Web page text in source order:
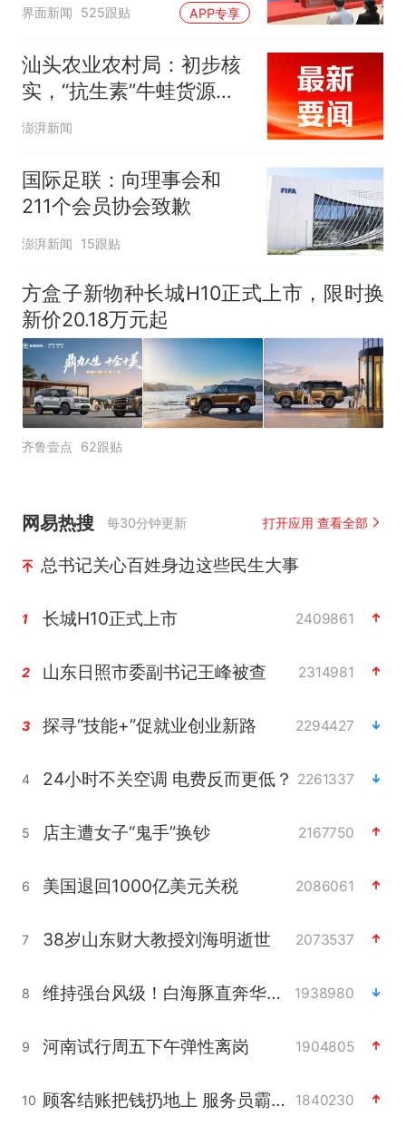
界面新闻 525跟贴 APP专享
汕头农业农村局：初步核
实，“抗生素”牛蛙货源来
自长沙和湛江
澎湃新闻
国际足联：向理事会和
211个会员协会致歉
澎湃新闻 15跟贴
方盒子新物种长城H10正式上市，限时换
新价20.18万元起
齐鲁壹点 62跟贴
网易热搜 每30分钟更新 打开应用 查看全部
总书记关心百姓身边这些民生大事
1 长城H10正式上市 2409861
2 山东日照市委副书记王峰被查 2314981
3 探寻“技能+”促就业创业新路 2294427
4 24小时不关空调 电费反而更低？ 2261337
5 店主遭女子“鬼手”换钞 2167750
6 美国退回1000亿美元关税 2086061
7 38岁山东财大教授刘海明逝世 2073537
8 维持强台风级！白海豚直奔华东沿海 1938980
9 河南试行周五下午弹性离岗 1904805
10 顾客结账把钱扔地上 服务员霸气扔回 1840230